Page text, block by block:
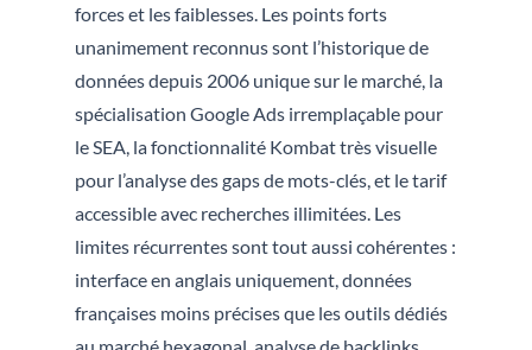
forces et les faiblesses. Les points forts
unanimement reconnus sont l’historique de
données depuis 2006 unique sur le marché, la
spécialisation Google Ads irremplaçable pour
le SEA, la fonctionnalité Kombat très visuelle
pour l’analyse des gaps de mots-clés, et le tarif
accessible avec recherches illimitées. Les
limites récurrentes sont tout aussi cohérentes :
interface en anglais uniquement, données
françaises moins précises que les outils dédiés